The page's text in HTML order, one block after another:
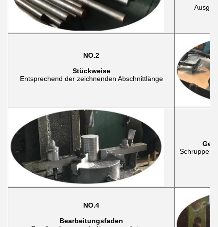
NO.2
Stückweise
Entsprechend der zeichnenden Abschnittlänge
Schruppen
NO.4
Bearbeitungsfaden